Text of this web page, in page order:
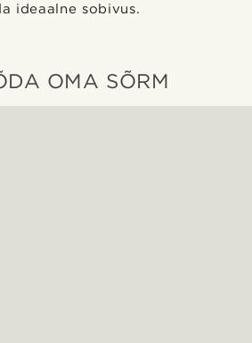
ideaalne sobivus.
OMA SÕRM